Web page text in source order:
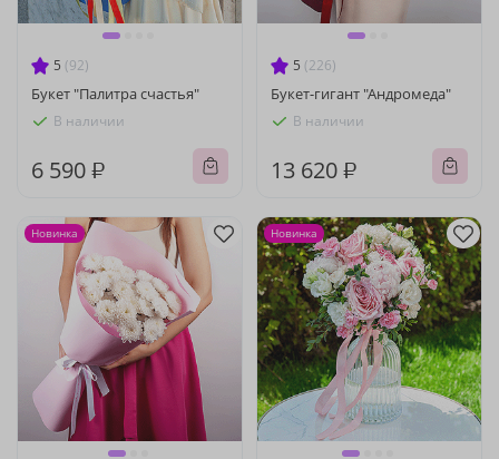
5 (92)
Букет "Палитра счастья"
В наличии
6 590 ₽
5 (226)
Букет-гигант "Андромеда"
В наличии
13 620 ₽
Новинка Новинка